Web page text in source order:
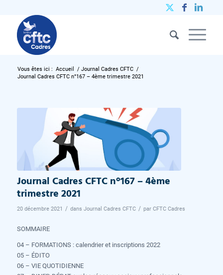
Vous êtes ici : Accueil / Journal Cadres CFTC /
Journal Cadres CFTC n°167 – 4ème trimestre 2021
Journal Cadres CFTC n°167 – 4ème
trimestre 2021
20 décembre 2021 / dans Journal Cadres CFTC / par CFTC Cadres
SOMMAIRE
04 – FORMATIONS : calendrier et inscriptions 2022
05 – ÉDITO
06 – VIE QUOTIDIENNE